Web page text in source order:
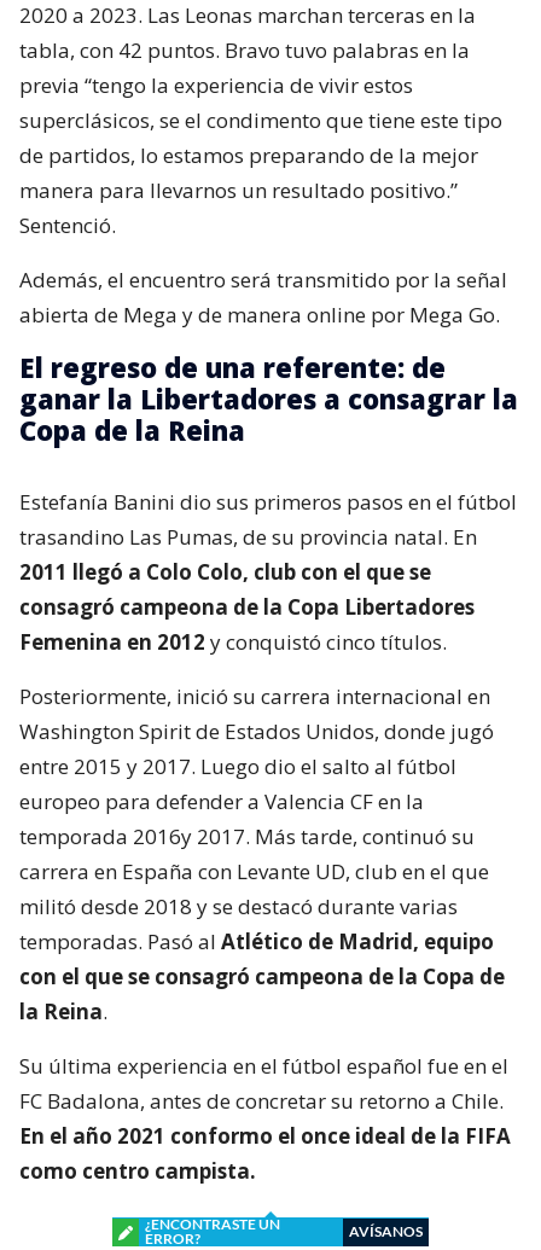
2020 a 2023. Las Leonas marchan terceras en la
tabla, con 42 puntos. Bravo tuvo palabras en la
previa “tengo la experiencia de vivir estos
superclásicos, se el condimento que tiene este tipo
de partidos, lo estamos preparando de la mejor
manera para llevarnos un resultado positivo.”
Sentenció.
Además, el encuentro será transmitido por la señal
abierta de Mega y de manera online por Mega Go.
El regreso de una referente: de
ganar la Libertadores a consagrar la
Copa de la Reina
Estefanía Banini dio sus primeros pasos en el fútbol
trasandino Las Pumas, de su provincia natal. En
2011 llegó a Colo Colo, club con el que se
consagró campeona de la Copa Libertadores
Femenina en 2012 y conquistó cinco títulos.
Posteriormente, inició su carrera internacional en
Washington Spirit de Estados Unidos, donde jugó
entre 2015 y 2017. Luego dio el salto al fútbol
europeo para defender a Valencia CF en la
temporada 2016y 2017. Más tarde, continuó su
carrera en España con Levante UD, club en el que
militó desde 2018 y se destacó durante varias
temporadas. Pasó al Atlético de Madrid, equipo
con el que se consagró campeona de la Copa de
la Reina.
Su última experiencia en el fútbol español fue en el
FC Badalona, antes de concretar su retorno a Chile.
En el año 2021 conformo el once ideal de la FIFA
como centro campista.
¿ENCONTRASTE UN
ERROR?
AVÍSANOS